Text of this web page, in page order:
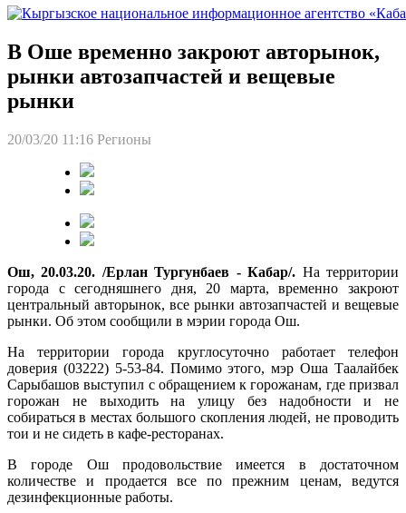
В Оше временно закроют авторынок,
рынки автозапчастей и вещевые
рынки
20/03/20 11:16 Регионы
Ош, 20.03.20. /Ерлан Тургунбаев - Кабар/. На территории
города с сегодняшнего дня, 20 марта, временно закроют
центральный авторынок, все рынки автозапчастей и вещевые
рынки. Об этом сообщили в мэрии города Ош.
На территории города круглосуточно работает телефон
доверия (03222) 5-53-84. Помимо этого, мэр Оша Таалайбек
Сарыбашов выступил с обращением к горожанам, где призвал
горожан не выходить на улицу без надобности и не
собираться в местах большого скопления людей, не проводить
тои и не сидеть в кафе-ресторанах.
В городе Ош продовольствие имеется в достаточном
количестве и продается все по прежним ценам, ведутся
дезинфекционные работы.